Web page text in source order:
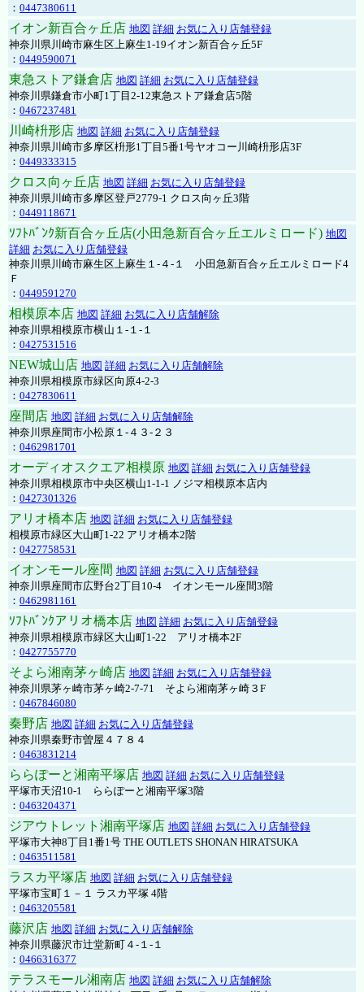
： 0447380611
イオン新百合ヶ丘店 地図 詳細 お気に入り店舗登録
神奈川県川崎市麻生区上麻生1-19イオン新百合ヶ丘5F
： 0449590071
東急ストア鎌倉店 地図 詳細 お気に入り店舗登録
神奈川県鎌倉市小町1丁目2-12東急ストア鎌倉店5階
： 0467237481
川崎枡形店 地図 詳細 お気に入り店舗登録
神奈川県川崎市多摩区枡形1丁目5番1号ヤオコー川崎枡形店3F
： 0449333315
クロス向ヶ丘店 地図 詳細 お気に入り店舗登録
神奈川県川崎市多摩区登戸2779-1 クロス向ヶ丘3階
： 0449118671
ｿﾌﾄﾊﾞﾝｸ新百合ヶ丘店(小田急新百合ヶ丘エルミロード) 地図
詳細 お気に入り店舗登録
神奈川県川崎市麻生区上麻生１-４-１ 小田急新百合ヶ丘エルミロード4
Ｆ
： 0449591270
相模原本店 地図 詳細 お気に入り店舗解除
神奈川県相模原市横山１-１-１
： 0427531516
NEW城山店 地図 詳細 お気に入り店舗解除
神奈川県相模原市緑区向原4-2-3
： 0427830611
座間店 地図 詳細 お気に入り店舗解除
神奈川県座間市小松原１-４３-２３
： 0462981701
オーディオスクエア相模原 地図 詳細 お気に入り店舗登録
神奈川県相模原市中央区横山1-1-1 ノジマ相模原本店内
： 0427301326
アリオ橋本店 地図 詳細 お気に入り店舗登録
相模原市緑区大山町1-22 アリオ橋本2階
： 0427758531
イオンモール座間 地図 詳細 お気に入り店舗登録
神奈川県座間市広野台2丁目10-4 イオンモール座間3階
： 0462981161
ｿﾌﾄﾊﾞﾝｸアリオ橋本店 地図 詳細 お気に入り店舗登録
神奈川県相模原市緑区大山町1-22 アリオ橋本2F
： 0427755770
そよら湘南茅ヶ崎店 地図 詳細 お気に入り店舗登録
神奈川県茅ヶ崎市茅ヶ崎2‐7‐71 そよら湘南茅ヶ崎３F
： 0467846080
秦野店 地図 詳細 お気に入り店舗登録
神奈川県秦野市曽屋４７８４
： 0463831214
ららぽーと湘南平塚店 地図 詳細 お気に入り店舗登録
平塚市天沼10-1 ららぽーと湘南平塚3階
： 0463204371
ジアウトレット湘南平塚店 地図 詳細 お気に入り店舗登録
平塚市大神8丁目1番1号 THE OUTLETS SHONAN HIRATSUKA
： 0463511581
ラスカ平塚店 地図 詳細 お気に入り店舗登録
平塚市宝町１－１ ラスカ平塚 4階
： 0463205581
藤沢店 地図 詳細 お気に入り店舗解除
神奈川県藤沢市辻堂新町４-１-１
： 0466316377
テラスモール湘南店 地図 詳細 お気に入り店舗解除